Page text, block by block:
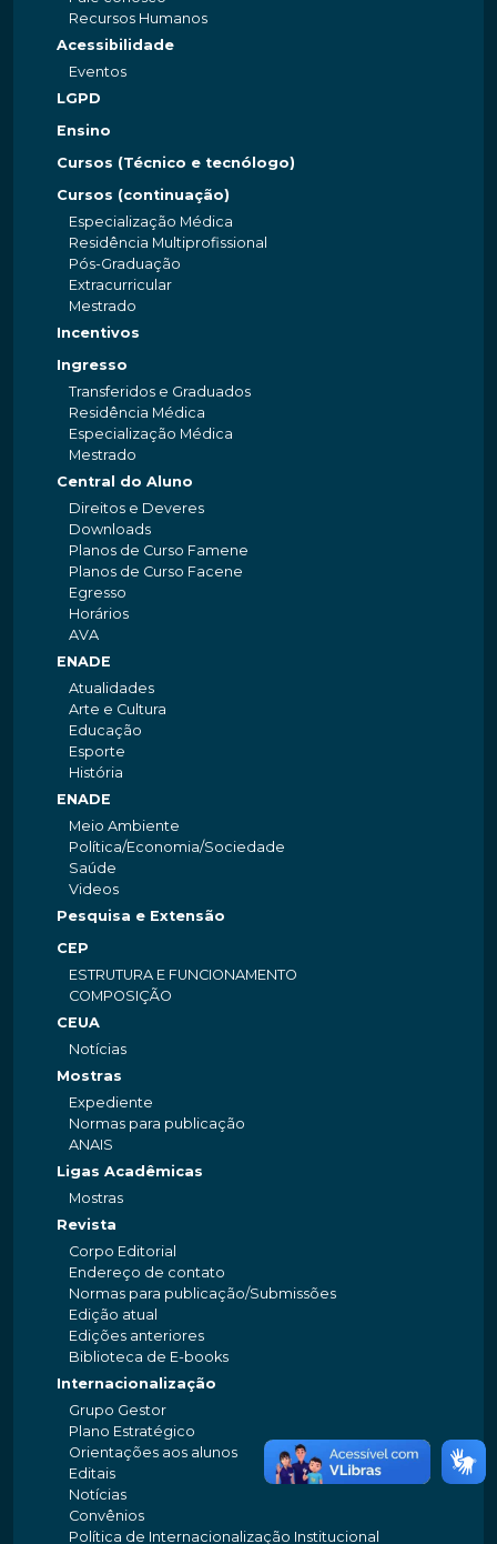
Recursos Humanos
Acessibilidade
Eventos
LGPD
Ensino
Cursos (Técnico e tecnólogo)
Cursos (continuação)
Especialização Médica
Residência Multiprofissional
Pós-Graduação
Extracurricular
Mestrado
Incentivos
Ingresso
Transferidos e Graduados
Residência Médica
Especialização Médica
Mestrado
Central do Aluno
Direitos e Deveres
Downloads
Planos de Curso Famene
Planos de Curso Facene
Egresso
Horários
AVA
ENADE
Atualidades
Arte e Cultura
Educação
Esporte
História
ENADE
Meio Ambiente
Política/Economia/Sociedade
Saúde
Videos
Pesquisa e Extensão
CEP
ESTRUTURA E FUNCIONAMENTO
COMPOSIÇÃO
CEUA
Notícias
Mostras
Expediente
Normas para publicação
ANAIS
Ligas Acadêmicas
Mostras
Revista
Corpo Editorial
Endereço de contato
Normas para publicação/Submissões
Edição atual
Edições anteriores
Biblioteca de E-books
Internacionalização
Grupo Gestor
Plano Estratégico
Orientações aos alunos
Editais
Notícias
Convênios
Política de Internacionalização Institucional